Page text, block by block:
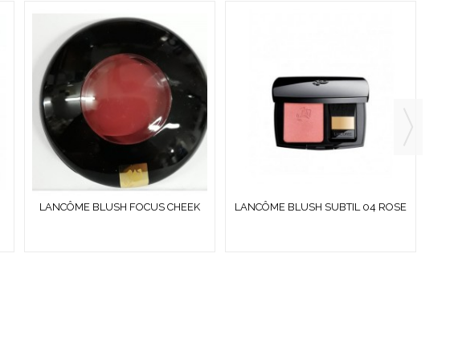
LANCÔME BLUSH FOCUS CHEEK
LANCÔME BLUSH SUBTIL 04 ROSE